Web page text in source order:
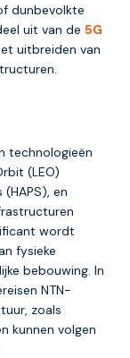
dunbevolkte
uit van de 5G
uitbreiden van
technologieën
(LEO)
en
wordt
fysieke
bebouwing. In
NTN-
zoals
kunnen volgen